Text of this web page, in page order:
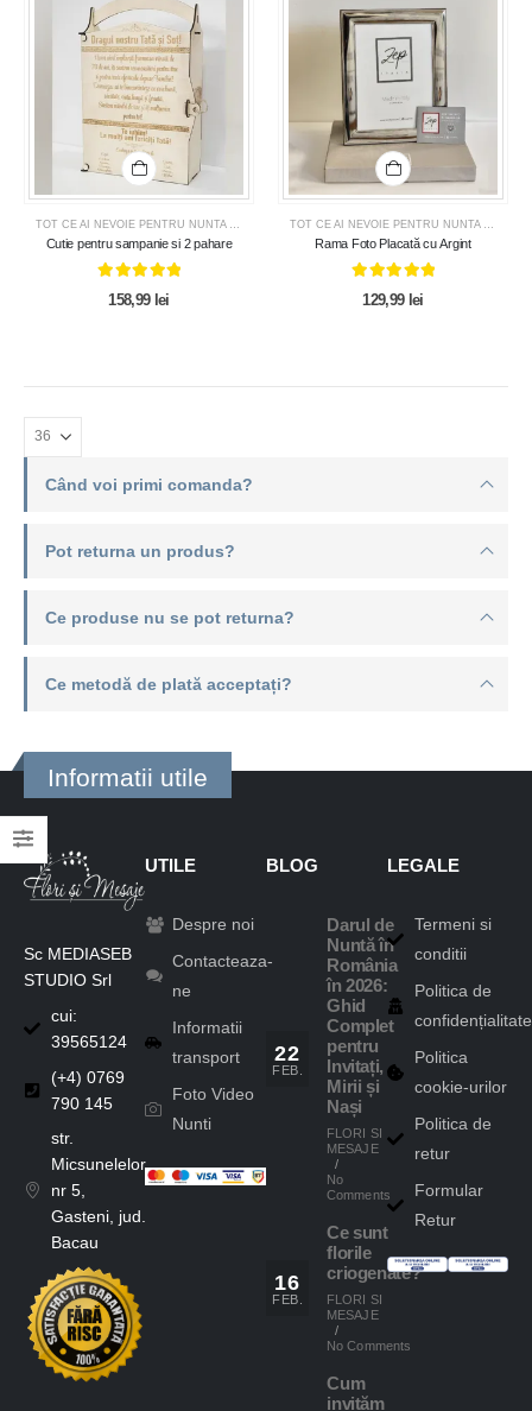
TOT CE AI NEVOIE PENTRU NUNTA SAU BOTEZ ,CADOURI PENTRU BARBATI , CADOURI
Cutie pentru sampanie si 2 pahare
5.00out of 5
158,99 lei
TOT CE AI NEVOIE PENTRU NUNTA SAU BOTEZ
Rama Foto Placată cu Argint
5.00out of 5
129,99 lei
Când voi primi comanda?
Pot returna un produs?
Ce produse nu se pot returna?
Ce metodă de plată acceptați?
Informatii utile
Sc MEDIASEB
STUDIO Srl
cui:
39565124
(+4) 0769
790 145
str.
Micsunelelor,
nr 5,
Gasteni, jud.
Bacau
UTILE
Despre noi
Contacteaza-
ne
Informatii
transport
Foto Video
Nunti
BLOG
22
FEB.
Darul de
Nuntă în
România
în 2026:
Ghid
Complet
pentru
Invitați,
Mirii și
Nași
FLORI SI
MESAJE
/
No
Comments
16
FEB.
Ce sunt
florile
criogenate?
FLORI SI
MESAJE
/
No Comments
Cum
invităm
LEGALE
Termeni si
conditii
Politica de
confidențialitate
Politica
cookie-urilor
Politica de
retur
Formular
Retur